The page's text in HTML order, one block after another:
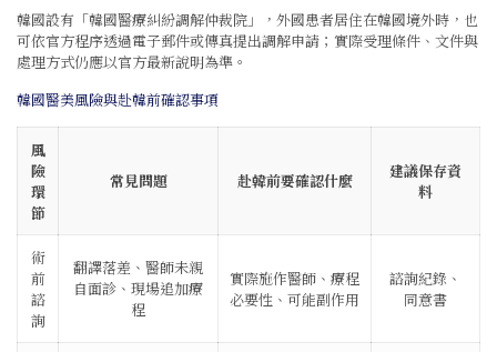
韓國設有「韓國醫療糾紛調解仲裁院」，外國患者居住在韓國境外時，也
可依官方程序透過電子郵件或傳真提出調解申請；實際受理條件、文件與
處理方式仍應以官方最新說明為準。
韓國醫美風險與赴韓前確認事項
風
險
環
節
常見問題 赴韓前要確認什麼
建議保存資
料
術
前
諮
詢
翻譯落差、醫師未親
自面診、現場追加療
程
實際施作醫師、療程
必要性、可能副作用
諮詢紀錄、
同意書